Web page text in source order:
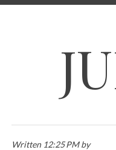
Written 12:25 PM by